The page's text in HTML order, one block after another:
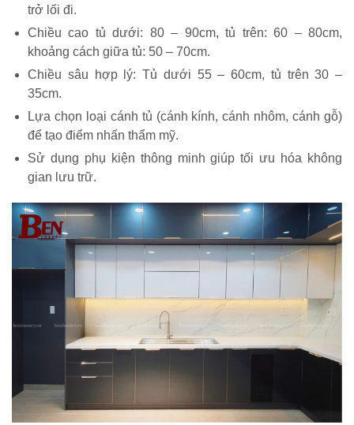
trở lối đi.
Chiều cao tủ dưới: 80 – 90cm, tủ trên: 60 – 80cm,
khoảng cách giữa tủ: 50 – 70cm.
Chiều sâu hợp lý: Tủ dưới 55 – 60cm, tủ trên 30 –
35cm.
Lựa chọn loại cánh tủ (cánh kính, cánh nhôm, cánh gỗ)
để tạo điểm nhấn thẩm mỹ.
Sử dụng phụ kiện thông minh giúp tối ưu hóa không
gian lưu trữ.